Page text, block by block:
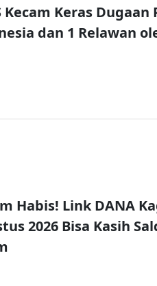
Kecam Keras
dan 1 Relawan
Habis! Link DANA
2026 Bisa Kasih